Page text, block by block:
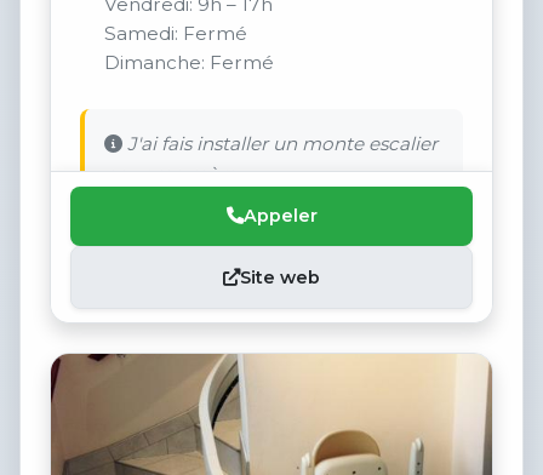
Vendredi: 9h – 17h
Samedi: Fermé
Dimanche: Fermé
J'ai fais installer un monte escalier
pour ma mère.
Appeler
Site web